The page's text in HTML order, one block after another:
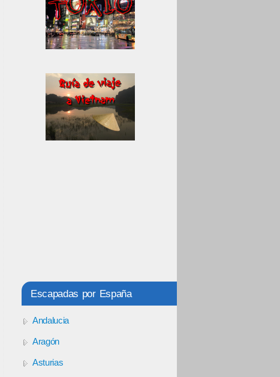
Escapadas por España
Andalucia
Aragón
Asturias